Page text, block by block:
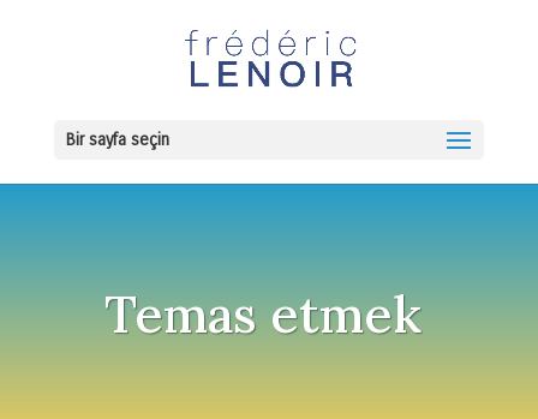
Bir sayfa seçin
Temas etmek